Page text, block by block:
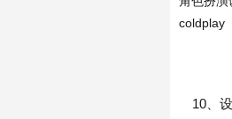
coldplay
10、